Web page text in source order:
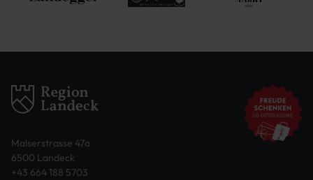
Malserstrasse 47a
6500 Landeck
+43 664 188 5703